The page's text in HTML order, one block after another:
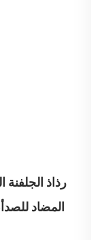
المضاد